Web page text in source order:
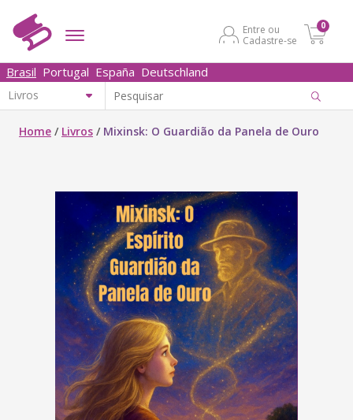
Entre ou
Cadastre-se
0
Brasil Portugal España Deutschland
Home / Livros / Mixinsk: O Guardião da Panela de Ouro